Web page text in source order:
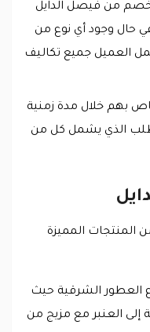
من فيصل الدايل
حال وجود أي نوع من
العميل جميع تكاليف
بهم خلال مدة زمنية
الطلب الذي يشمل كل من
المنتجات المميزة
أنواع العطور الشرقية حيث
إلى العنبر مع مزيج من